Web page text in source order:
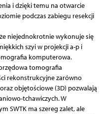
i dzięki temu na otwarcie
podczas zabiegu resekcji
niejednokrotnie wykonuje się
szyi w projekcji a-p i
komputerowa.
tomografia
rekonstrukcyjne zarówno
objętościowe (3D) pozwalają
tchawiczych. W
SWTK ma szereg zalet, ale